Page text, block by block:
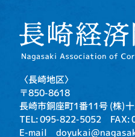
〈長崎地区〉
〒850-8618
長崎市銅座町1番11号(株)
TEL: 095-822-5052 FAX:
E-mail